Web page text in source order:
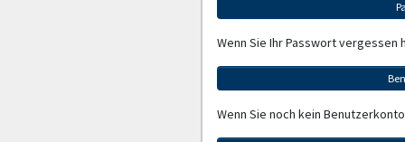
Wenn Sie Ihr Passwort vergessen
Wenn Sie noch kein